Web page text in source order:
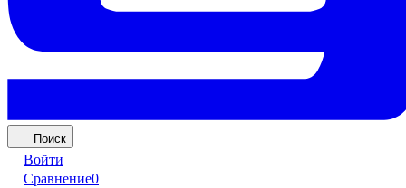
Поиск
Войти
Сравнение0